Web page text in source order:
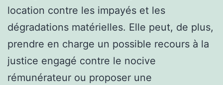
location contre les impayés et les
dégradations matérielles. Elle peut, de plus,
prendre en charge un possible recours à la
justice engagé contre le nocive
rémunérateur ou proposer une